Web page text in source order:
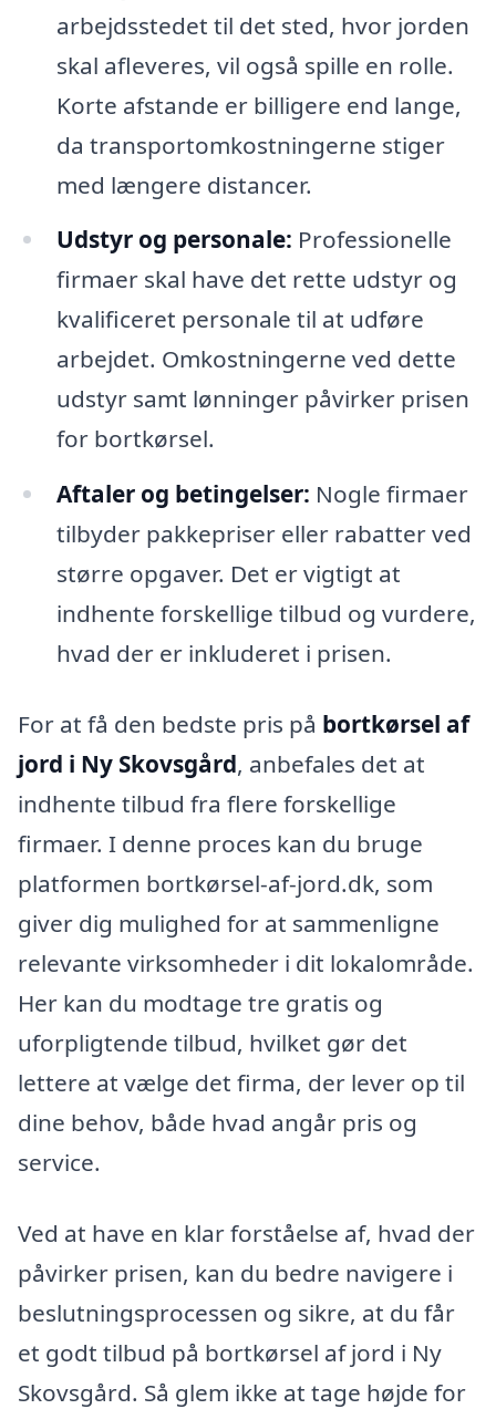
arbejdsstedet til det sted, hvor jorden
skal afleveres, vil også spille en rolle.
Korte afstande er billigere end lange,
da transportomkostningerne stiger
med længere distancer.
Udstyr og personale: Professionelle
firmaer skal have det rette udstyr og
kvalificeret personale til at udføre
arbejdet. Omkostningerne ved dette
udstyr samt lønninger påvirker prisen
for bortkørsel.
Aftaler og betingelser: Nogle firmaer
tilbyder pakkepriser eller rabatter ved
større opgaver. Det er vigtigt at
indhente forskellige tilbud og vurdere,
hvad der er inkluderet i prisen.
For at få den bedste pris på bortkørsel af
jord i Ny Skovsgård, anbefales det at
indhente tilbud fra flere forskellige
firmaer. I denne proces kan du bruge
platformen bortkørsel-af-jord.dk, som
giver dig mulighed for at sammenligne
relevante virksomheder i dit lokalområde.
Her kan du modtage tre gratis og
uforpligtende tilbud, hvilket gør det
lettere at vælge det firma, der lever op til
dine behov, både hvad angår pris og
service.
Ved at have en klar forståelse af, hvad der
påvirker prisen, kan du bedre navigere i
beslutningsprocessen og sikre, at du får
et godt tilbud på bortkørsel af jord i Ny
Skovsgård. Så glem ikke at tage højde for